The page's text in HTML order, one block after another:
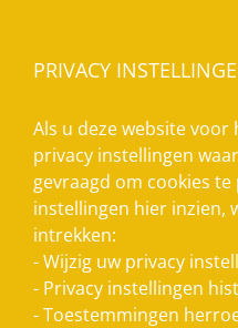
PRIVACY
Als u deze website voor
privacy instellingen
gevraagd om cookies
instellingen hier inzien,
intrekken:
-Wijzig uw privacy
- Privacy instellingen
-Toestemmingen